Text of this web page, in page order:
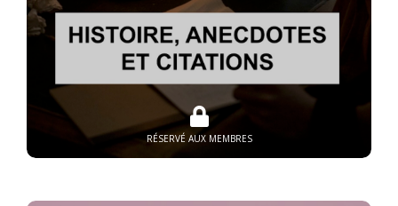
RÉSERVÉ AUX MEMBRES